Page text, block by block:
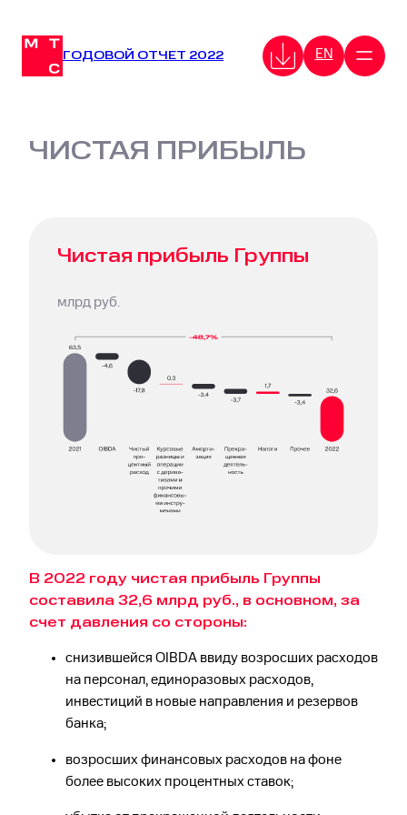
Перейти
ГОДОВОЙ ОТЧЕТ 2022 EN
ЧИСТАЯ ПРИБЫЛЬ
Чистая прибыль Группы
млрд руб.
В 2022 году чистая прибыль Группы
составила 32,6 млрд руб., в основном, за
счет давления со стороны:
снизившейся OIBDA ввиду возросших расходов
на персонал, единоразовых расходов,
инвестиций в новые направления и резервов
банка;
возросших финансовых расходов на фоне
более высоких процентных ставок;